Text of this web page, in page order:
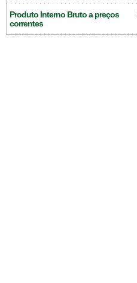
Produto Interno Bruto a preços
correntes